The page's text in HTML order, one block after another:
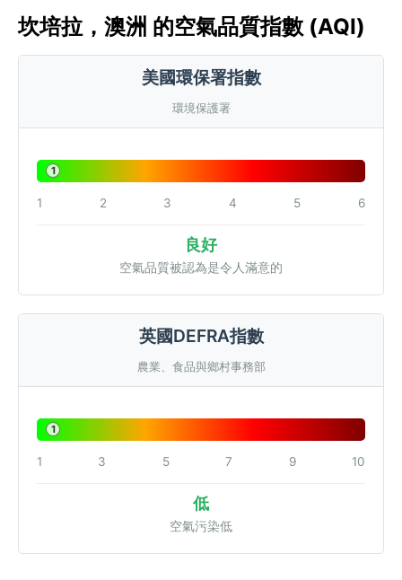
坎培拉，澳洲 的空氣品質指數 (AQI)
美國環保署指數
環境保護署
1
1 2 3 4 5 6
良好
空氣品質被認為是令人滿意的
英國DEFRA指數
農業、食品與鄉村事務部
1
1 3 5 7 9 10
低
空氣污染低